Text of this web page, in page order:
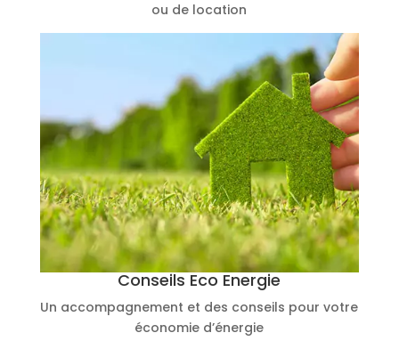
ou de location
Conseils Eco Energie
Un accompagnement et des conseils pour votre
économie d’énergie